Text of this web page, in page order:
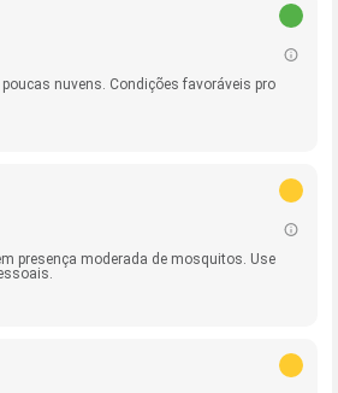
nuvens. Condições favoráveis pro
presença moderada de mosquitos. Use